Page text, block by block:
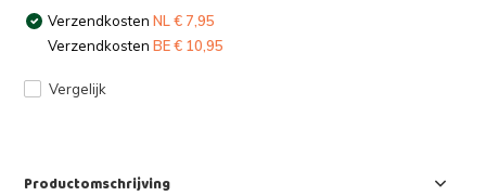
VerzendkostenNL € 7,95
VerzendkostenBE € 10,95
Vergelijk
Productomschrijving